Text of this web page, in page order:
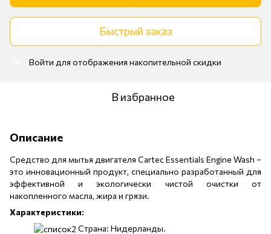
Быстрый заказ
Войти для отображения накопительной скидки
В избранное
Описание
Средство для мытья двигателя Cartec Essentials Engine Wash –
это инновационный продукт, специально разработанный для
эффективной и экологически чистой очистки от
накопленного масла, жира и грязи.
Характеристики:
Страна: Нидерланды.